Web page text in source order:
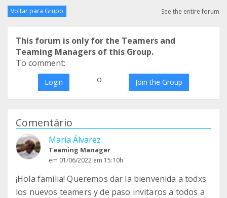
Voltar para Grupo See the entire forum
This forum is only for the Teamers and
Teaming Managers of this Group.
To comment:
Login o Join the Group
Comentário
María Álvarez
Teaming Manager
em 01/06/2022 em 15:10h
¡Hola familia! Queremos dar la bienvenida a todxs
los nuevos teamers y de paso invitaros a todos a